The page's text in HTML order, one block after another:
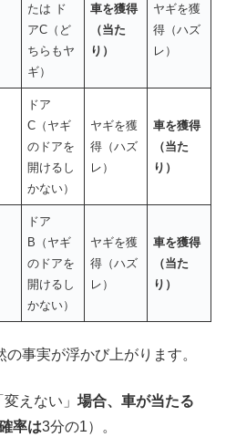
たは ド
アC（ど
ちらもヤ
ギ）
車を獲得
（当た
り）
ヤギを獲
得（ハズ
レ）
ドア
C（ヤギ
のドアを
開けるし
かない）
ヤギを獲
得（ハズ
レ）
車を獲得
（当た
り）
ドア
B（ヤギ
のドアを
開けるし
かない）
ヤギを獲
得（ハズ
レ）
車を獲得
（当た
り）
事実が浮かび上がります。
変えない」場合、車が当たる
率は3分の1）。